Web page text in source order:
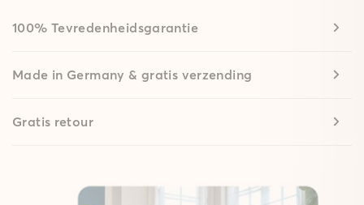
100% Tevredenheidsgarantie
Made in Germany & gratis verzending
Gratis retour